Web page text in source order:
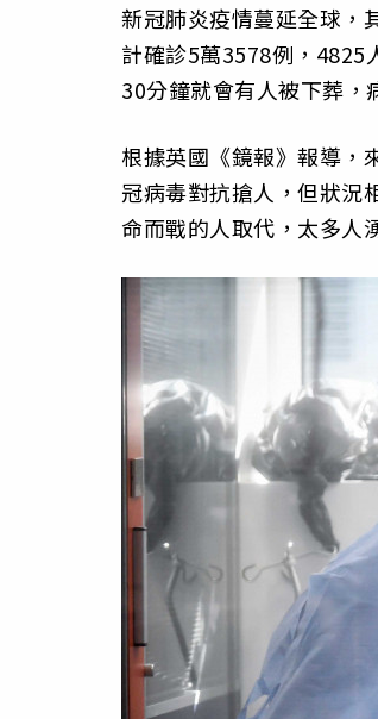
新冠肺炎疫情蔓延全球，
計確診5萬3578例，4825
30分鐘就會有人被下葬，
根據英國《鏡報》報導，
冠病毒對抗搶人，但狀況
命而戰的人取代，太多人